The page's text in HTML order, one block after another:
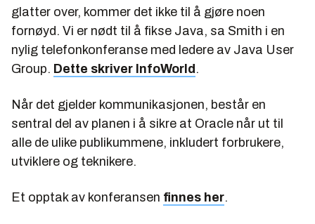
glatter over, kommer det ikke til å gjøre noen
fornøyd. Vi er nødt til å fikse Java, sa Smith i en
nylig telefonkonferanse med ledere av Java User
Group. Dette skriver InfoWorld.
Når det gjelder kommunikasjonen, består en
sentral del av planen i å sikre at Oracle når ut til
alle de ulike publikummene, inkludert forbrukere,
utviklere og teknikere.
Et opptak av konferansen finnes her.